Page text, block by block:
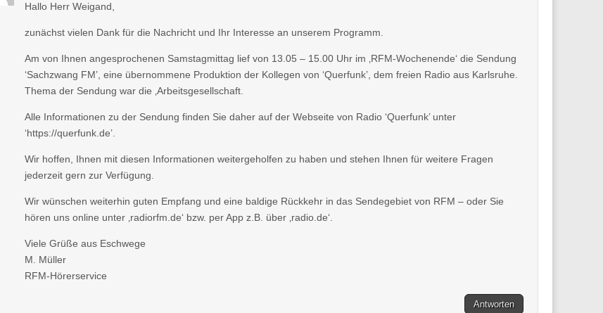
Hallo Herr Weigand,
zunächst vielen Dank für die Nachricht und Ihr Interesse an unserem Programm.
Am von Ihnen angesprochenen Samstagmittag lief von 13.05 – 15.00 Uhr im ‚RFM-Wochenende‘ die Sendung
‘Sachzwang FM’, eine übernommene Produktion der Kollegen von ‘Querfunk’, dem freien Radio aus Karlsruhe.
Thema der Sendung war die ‚Arbeitsgesellschaft.
Alle Informationen zu der Sendung finden Sie daher auf der Webseite von Radio ‘Querfunk’ unter
‘https://querfunk.de’.
Wir hoffen, Ihnen mit diesen Informationen weitergeholfen zu haben und stehen Ihnen für weitere Fragen
jederzeit gern zur Verfügung.
Wir wünschen weiterhin guten Empfang und eine baldige Rückkehr in das Sendegebiet von RFM – oder Sie
hören uns online unter ‚radiorfm.de‘ bzw. per App z.B. über ‚radio.de‘.
Viele Grüße aus Eschwege
M. Müller
RFM-Hörerservice
Antworten